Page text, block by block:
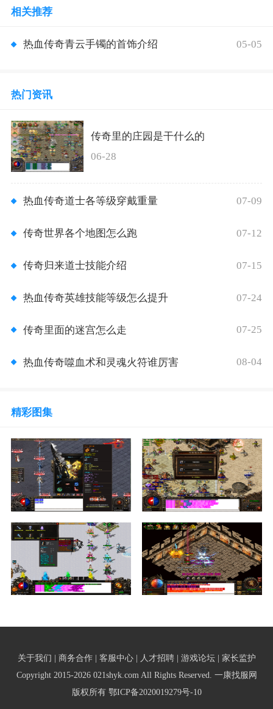
相关推荐
热血传奇青云手镯的首饰介绍 05-05
热门资讯
传奇里的庄园是干什么的
06-28
热血传奇道士各等级穿戴重量 07-09
传奇世界各个地图怎么跑 07-12
传奇归来道士技能介绍 07-15
热血传奇英雄技能等级怎么提升 07-24
传奇里面的迷宫怎么走 07-25
热血传奇噬血术和灵魂火符谁厉害 08-04
精彩图集
关于我们 | 商务合作 | 客服中心 | 人才招聘 | 游戏论坛 | 家长监护
Copyright 2015-2026 021shyk.com All Rights Reserved. 一康找服网
版权所有 鄂ICP备2020019279号-10